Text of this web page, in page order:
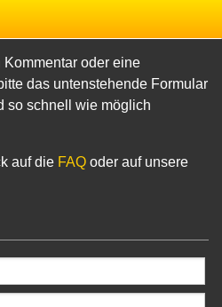
oder eine
das untenstehende Formular
so schnell wie möglich
auf die FAQ oder auf unsere